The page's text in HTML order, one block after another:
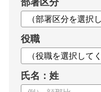
部署区分
役職
氏名：姓